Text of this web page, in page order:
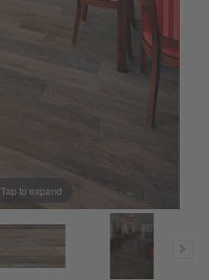
Tap to expand